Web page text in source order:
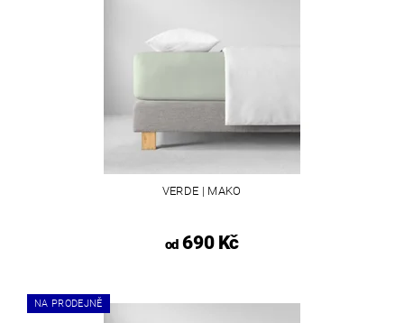
VERDE | MAKO
od690 Kč
NA PRODEJNĚ